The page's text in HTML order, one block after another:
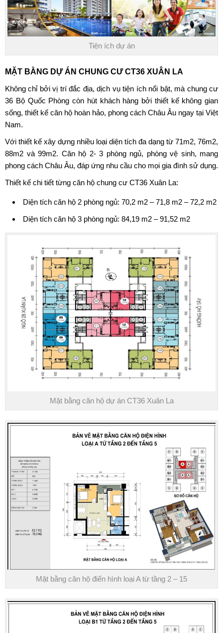
Tiện ích dự án
MẶT BẰNG DỰ ÁN CHUNG CƯ CT36 XUÂN LA
Không chỉ bởi vị trí đắc địa, dịch vụ tiện ích nổi bật, mà chung cư
36 Bộ Quốc Phòng còn hút khách hàng bởi thiết kế không gian
sống, thiết kế căn hộ hoàn hảo, phong cách Châu Âu ngay tại Việt
Nam.
Với thiết kế xây dựng nhiều loại diện tích đa dạng từ 71m2, 76m2,
88m2 và 99m2. Căn hộ 2- 3 phòng ngủ, phòng vệ sinh, mang
phong cách Châu Âu, đáp ứng nhu cầu cho mọi gia đình sử dụng.
Thiết kế chi tiết từng căn hộ chung cư CT36 Xuân La:
Diện tích căn hộ 2 phòng ngủ: 70,2 m2 – 71,8 m2 – 72,2 m2
Diện tích căn hộ 3 phòng ngủ: 84,19 m2 – 91,52 m2
Mặt bằng căn hộ dự án CT36 Xuân La
Mặt bằng căn hộ điển hình loại A từ tầng 2 – 15